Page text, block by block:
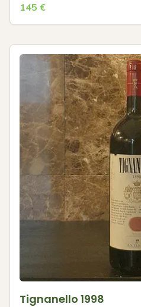
145 €
Tignanello 1998